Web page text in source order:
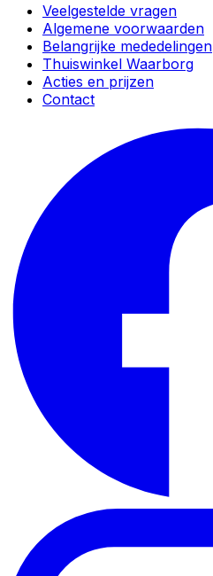
Veelgestelde vragen
Algemene voorwaarden
Belangrijke mededelingen
Thuiswinkel Waarborg
Acties en prijzen
Contact